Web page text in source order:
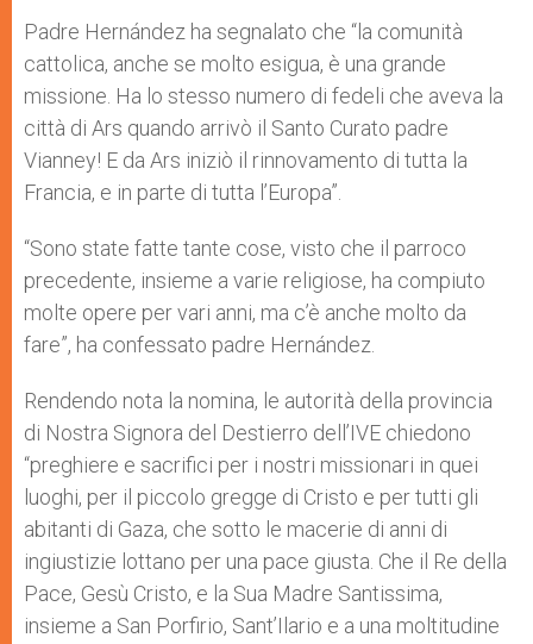
Padre Hernández ha segnalato che “la comunità
cattolica, anche se molto esigua, è una grande
missione. Ha lo stesso numero di fedeli che aveva la
città di Ars quando arrivò il Santo Curato padre
Vianney! E da Ars iniziò il rinnovamento di tutta la
Francia, e in parte di tutta l’Europa”.
“Sono state fatte tante cose, visto che il parroco
precedente, insieme a varie religiose, ha compiuto
molte opere per vari anni, ma c’è anche molto da
fare”, ha confessato padre Hernández.
Rendendo nota la nomina, le autorità della provincia
di Nostra Signora del Destierro dell’IVE chiedono
“preghiere e sacrifici per i nostri missionari in quei
luoghi, per il piccolo gregge di Cristo e per tutti gli
abitanti di Gaza, che sotto le macerie di anni di
ingiustizie lottano per una pace giusta. Che il Re della
Pace, Gesù Cristo, e la Sua Madre Santissima,
insieme a San Porfirio, Sant’Ilario e a una moltitudine